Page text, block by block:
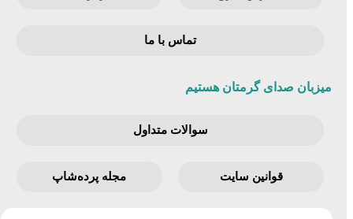
تماس با ما
میزبان صدای گرمتان هستیم
سوالات متداول
قوانین‌ سایت مجله پرده‌شاپ